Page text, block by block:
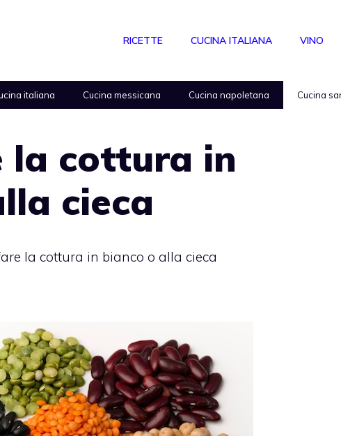
RICETTE CUCINA ITALIANA VINO
italiana Cucina messicana Cucina napoletana Cucina
la cottura in
cieca
la cottura in bianco o alla cieca